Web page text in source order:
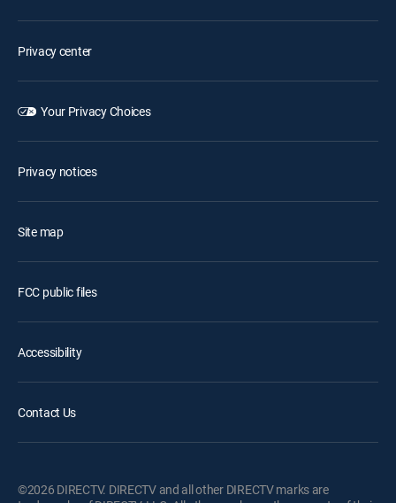
Privacy center
Your Privacy Choices
Privacy notices
Site map
FCC public files
Accessibility
Contact Us
©2026 DIRECTV. DIRECTV and all other DIRECTV marks are